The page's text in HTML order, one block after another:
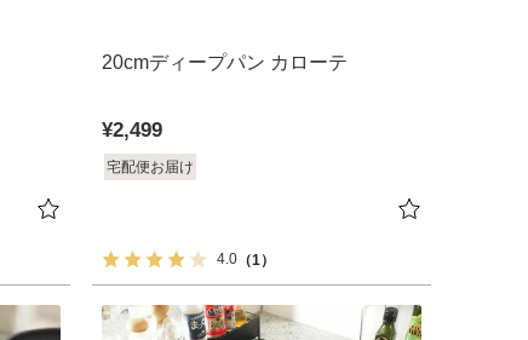
20cmディープパン カローテ
¥2,499
宅配便お届け
4.0 （1）